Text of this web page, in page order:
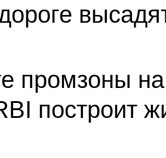
промзоны
построит